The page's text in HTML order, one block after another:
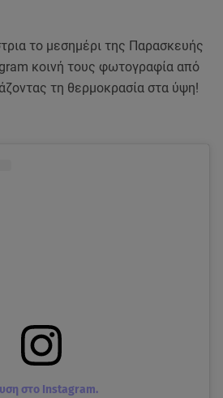
το μεσημέρι της Παρασκευής
κοινή τους φωτογραφία από
τη θερμοκρασία στα ύψη!
στο Instagram.